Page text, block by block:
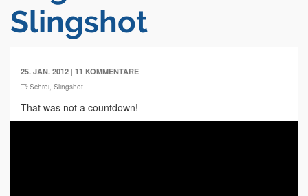
Slingshot
25. JAN. 2012 | 11 KOMMENTARE
Schrei, Slingshot
That was not a countdown!